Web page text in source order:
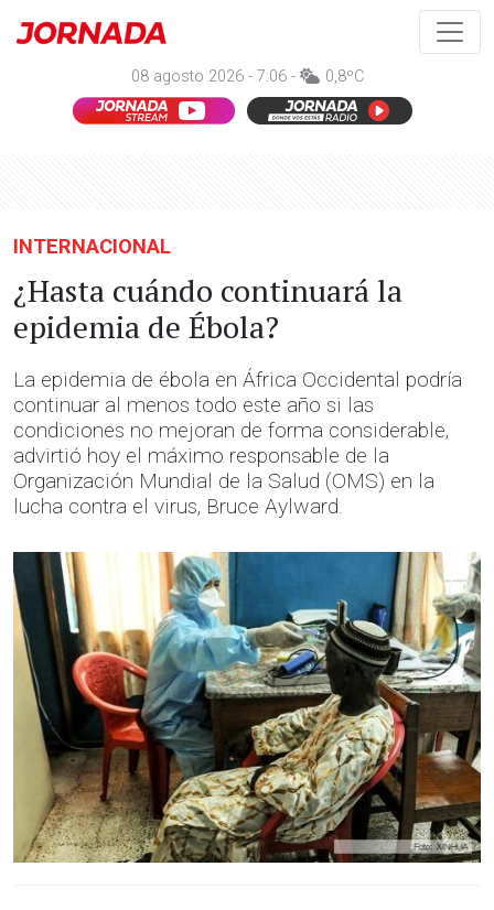
08 agosto 2026 - 7:06 - 0,8ºC
INTERNACIONAL
¿Hasta cuándo continuará la
epidemia de Ébola?
La epidemia de ébola en África Occidental podría
continuar al menos todo este año si las
condiciones no mejoran de forma considerable,
advirtió hoy el máximo responsable de la
Organización Mundial de la Salud (OMS) en la
lucha contra el virus, Bruce Aylward.